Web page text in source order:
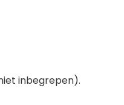
inbegrepen).